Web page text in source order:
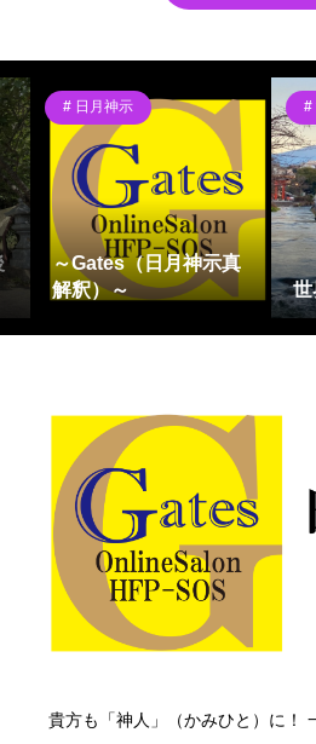
日月神示
～Gates（日月神示真
解釈）～
世
貴方も「神人」（かみひと）に！